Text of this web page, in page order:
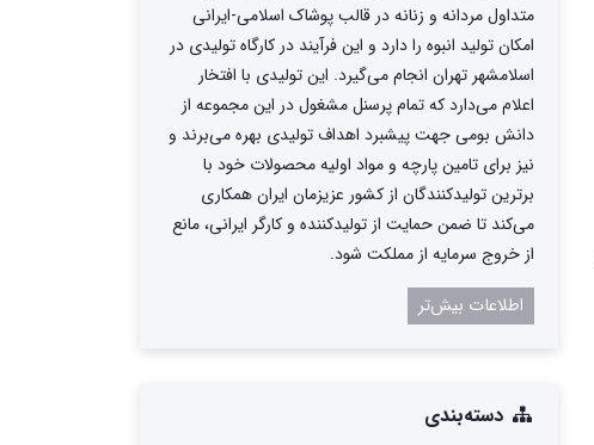
متداول مردانه و زنانه در قالب پوشاک اسلامی-ایرانی
امکان تولید انبوه را دارد و این فرآیند در کارگاه تولیدی در
اسلامشهر تهران انجام می‌گیرد. این تولیدی با افتخار
اعلام می‌دارد که تمام پرسنل مشغول در این مجموعه از
دانش بومی جهت پیشبرد اهداف تولیدی بهره می‌برند و
نیز برای تامین پارچه و مواد اولیه محصولات خود با
برترین تولیدکنندگان از کشور عزیزمان ایران همکاری
می‌کند تا ضمن حمایت از تولیدکننده و کارگر ایرانی، مانع
از خروج سرمایه از مملکت شود.
اطلاعات بیش‌تر
دسته‌بندی